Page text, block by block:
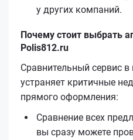
у других компаний.
Почему стоит выбрать
Polis812.ru
Сравнительный сервис
устраняет критичные
прямого оформления:
Сравнение всех
вы сразу можете